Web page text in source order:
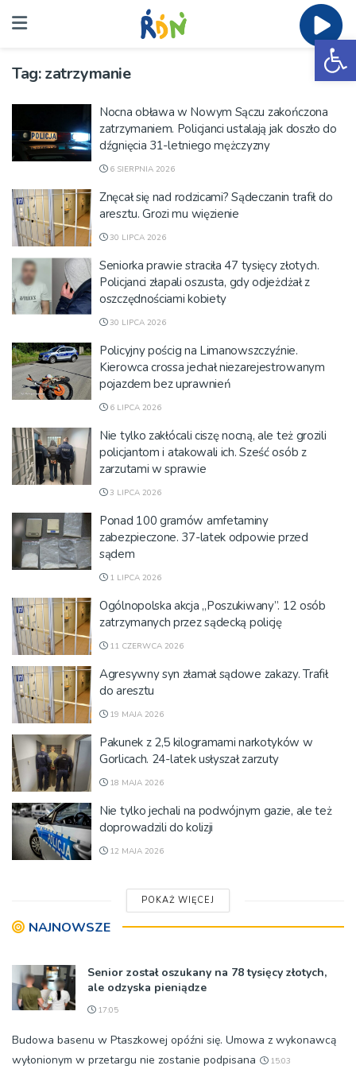
Tag:zatrzymanie
Nocna obława w Nowym Sączu zakończona
zatrzymaniem. Policjanci ustalają jak doszło do
dźgnięcia 31-letniego mężczyzny
6 SIERPNIA 2026
Znęcał się nad rodzicami? Sądeczanin trafił do
aresztu. Grozi mu więzienie
30 LIPCA 2026
Seniorka prawie straciła 47 tysięcy złotych.
Policjanci złapali oszusta, gdy odjeżdżał z
oszczędnościami kobiety
30 LIPCA 2026
Policyjny pościg na Limanowszczyźnie.
Kierowca crossa jechał niezarejestrowanym
pojazdem bez uprawnień
6 LIPCA 2026
Nie tylko zakłócali ciszę nocną, ale też grozili
policjantom i atakowali ich. Sześć osób z
zarzutami w sprawie
3 LIPCA 2026
Ponad 100 gramów amfetaminy
zabezpieczone. 37-latek odpowie przed
sądem
1 LIPCA 2026
Ogólnopolska akcja „Poszukiwany”. 12 osób
zatrzymanych przez sądecką policję
11 CZERWCA 2026
Agresywny syn złamał sądowe zakazy. Trafił
do aresztu
19 MAJA 2026
Pakunek z 2,5 kilogramami narkotyków w
Gorlicach. 24-latek usłyszał zarzuty
18 MAJA 2026
Nie tylko jechali na podwójnym gazie, ale też
doprowadzili do kolizji
12 MAJA 2026
POKAŻ WIĘCEJ
NAJNOWSZE
Senior został oszukany na 78 tysięcy złotych,
ale odzyska pieniądze
17:05
Budowa basenu w Ptaszkowej opóźni się. Umowa z wykonawcą
wyłonionym w przetargu nie zostanie podpisana
15:03